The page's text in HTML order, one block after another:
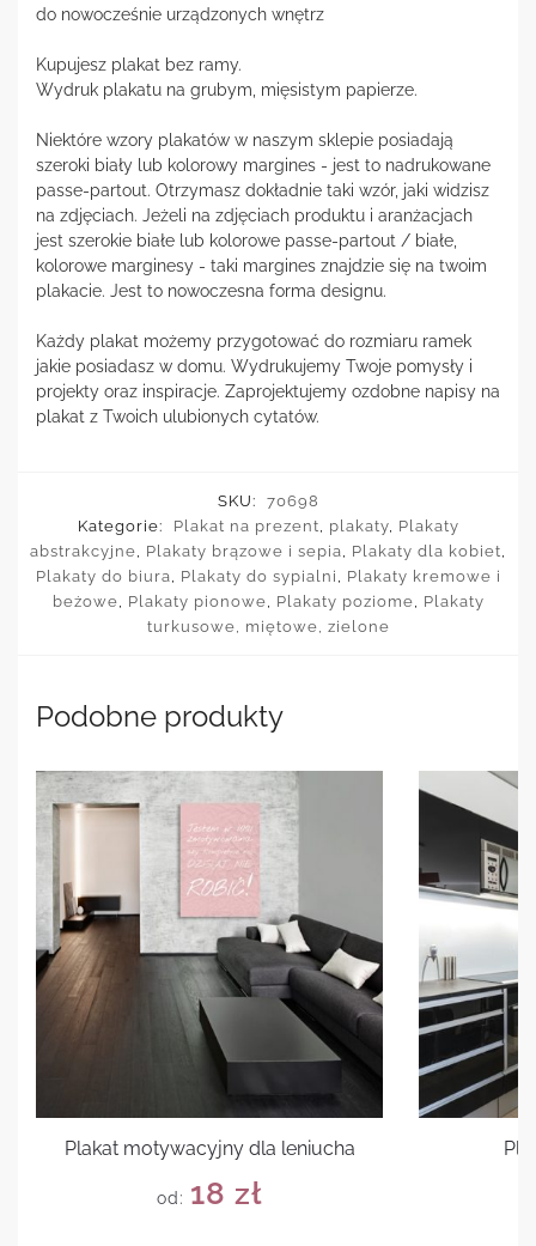
do nowocześnie urządzonych wnętrz
Kupujesz plakat bez ramy.
Wydruk plakatu na grubym, mięsistym papierze.
Niektóre wzory plakatów w naszym sklepie posiadają
szeroki biały lub kolorowy margines - jest to nadrukowane
passe-partout. Otrzymasz dokładnie taki wzór, jaki widzisz
na zdjęciach. Jeżeli na zdjęciach produktu i aranżacjach
jest szerokie białe lub kolorowe passe-partout / białe,
kolorowe marginesy - taki margines znajdzie się na twoim
plakacie. Jest to nowoczesna forma designu.
Każdy plakat możemy przygotować do rozmiaru ramek
jakie posiadasz w domu. Wydrukujemy Twoje pomysły i
projekty oraz inspiracje. Zaprojektujemy ozdobne napisy na
plakat z Twoich ulubionych cytatów.
SKU:
70698
Kategorie:
Plakat na prezent plakaty, Plakaty
abstrakcyjne
Plakaty brązowe i sepia Plakaty dla kobiet
Plakaty do biura
Plakaty do sypialni
Plakaty kremowe i
beżowe
Plakaty pionowe Plakaty poziome
Plakaty
turkusowe, miętowe, zielone
Podobne produkty
Plakat motywacyjny dla leniucha
od: 18 zł